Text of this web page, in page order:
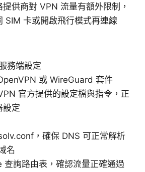
供商對 VPN 流量有額外限制，
SIM 卡或開啟飛行模式再連線
務端設定
或 WireGuard 套件
官方提供的設定檔與指令，正
設定
，確保 DNS 可正常解析
名
詢路由表，確認流量正確通過